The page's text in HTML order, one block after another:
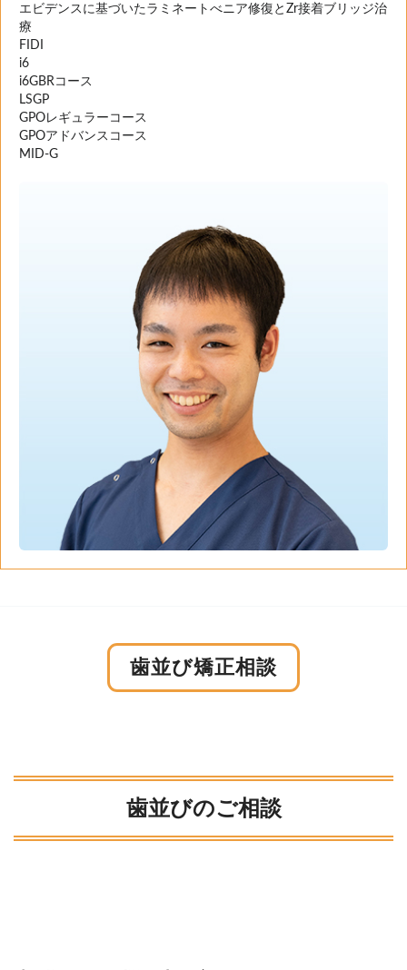
エビデンスに基づいたラミネートべニア修復とZr接着ブリッジ治
療
FIDI
i6
i6GBRコース
LSGP
GPOレギュラーコース
GPOアドバンスコース
MID-G
歯並び矯正相談
歯並びのご相談